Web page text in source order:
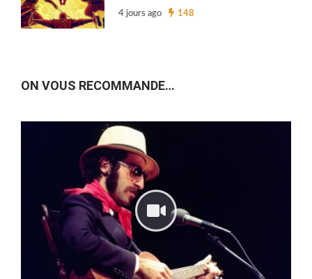
4 jours ago 148
ON VOUS RECOMMANDE…